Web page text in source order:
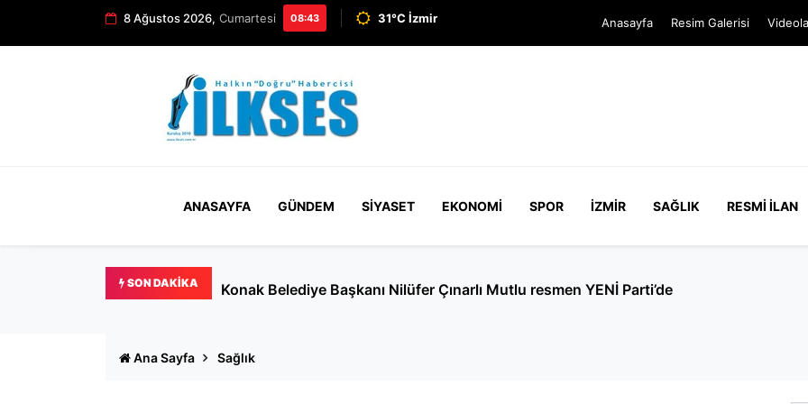
8 Ağustos 2026, Cumartesi 08:43 31°C İzmir Anasayfa Resim Galerisi
ANASAYFA GÜNDEM SIYASET EKONOMI SPOR İZMIR SAĞLIK RESMI İLAN
SON DAKIKA Konak Belediye Başkanı Nilüfer Çınarlı Mutlu resmen YENİ Parti’de
Ana Sayfa Sağlık